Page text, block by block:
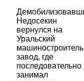
Недосекин
вернулся на
Уральский
завод, где
последовательно
занимал